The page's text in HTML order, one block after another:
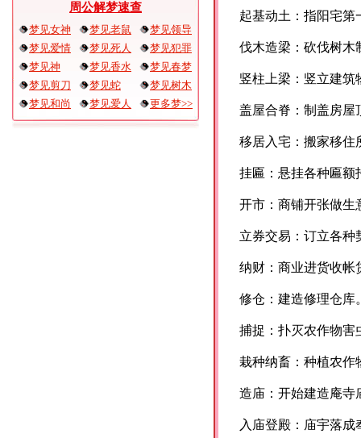
周公解梦速查
梦见女神 梦见老鼠
梦见领导
梦见爱情
梦见死人
梦见犯罪
梦见神
梦见香水
梦见春梦
梦见剪刀
梦见蛇
梦见树木
梦见和尚
梦见爱人 更多梦>>
起基动土：指阳宅第
伐木造梁：砍伐树木
竖柱上梁：竖立建筑
盖屋合脊：制盖房屋
移居入宅：搬家移住
挂匾：悬挂各种匾额
开市：商铺开张做生
立券交易：订立各种
纳财：商业进货收帐
修仓：建造修理仓库
捕捉：扑灭农作物害
栽种纳畜：种植农作
造庙：开始建造庵寺
入庙登殿：庙宇落成